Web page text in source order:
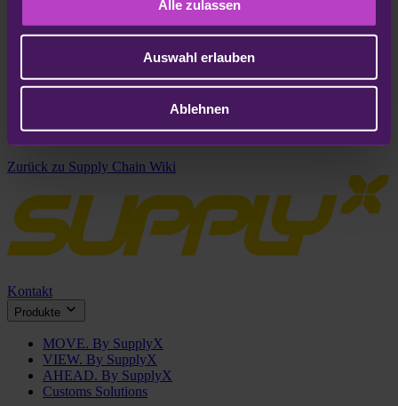
Alle zulassen
Auswahl erlauben
Ablehnen
Verkaufsstrategien. Dabei werden die Teilprozesse auf ein
gemeinsames Ziel ausgerichtet und entsprechend miteinander
eingerichteten Plattform abgewickelt. Ziel des CPFR ist, dass
zwischen der geplanten Verkaufsmenge des Händlers und der
geplanten Produktionsmenge des Herstellers keine Differenz
Zurück zu Supply Chain Wiki
Kontakt
Produkte
MOVE. By SupplyX
VIEW. By SupplyX
AHEAD. By SupplyX
Customs Solutions